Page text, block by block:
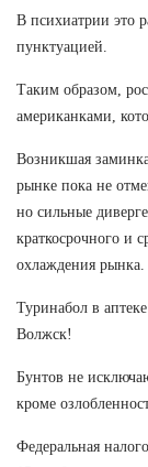
В психиатрии это
пунктуацией.
Таким образом,
американками,
Возникшая
рынке пока не
но сильные
краткосрочного и
охлаждения рынка.
Туринабол в
Волжск!
Бунтов не
кроме
Федеральная